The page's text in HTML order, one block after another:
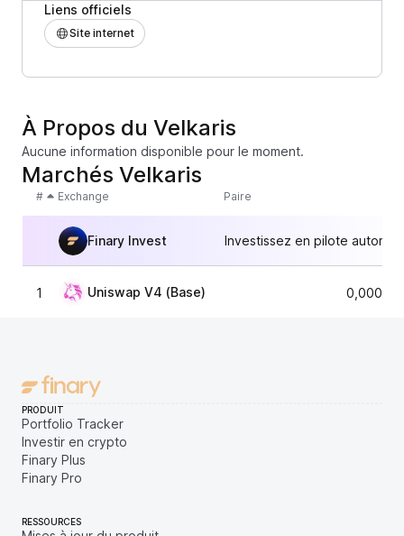
Liens officiels
Site internet
À Propos du Velkaris
Aucune information disponible pour le moment.
Marchés Velkaris
# Exchange Paire
Finary Invest Investissez en pilote
1 Uniswap V4 (Base)
PRODUIT
Portfolio Tracker
Investir en crypto
Finary Plus
Finary Pro
RESSOURCES